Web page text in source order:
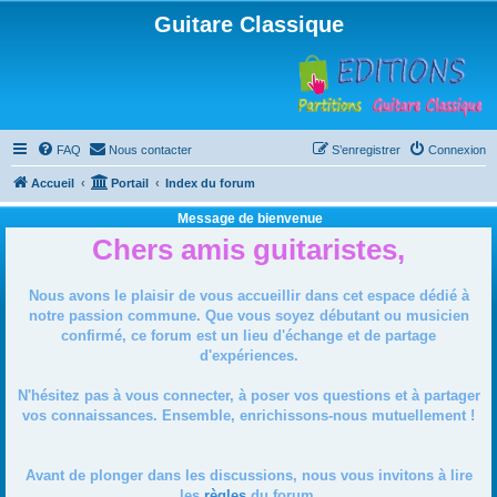
Guitare Classique
FAQ Nous contacter Connexion
S’enregistrer
Accueil Portail Index du forum
Message de bienvenue
Chers amis guitaristes,
Nous avons le plaisir de vous accueillir dans cet espace dédié à
notre passion commune. Que vous soyez débutant ou musicien
confirmé, ce forum est un lieu d'échange et de partage
d'expériences.
N'hésitez pas à vous connecter, à poser vos questions et à partager
vos connaissances. Ensemble, enrichissons-nous mutuellement !
Avant de plonger dans les discussions, nous vous invitons à lire